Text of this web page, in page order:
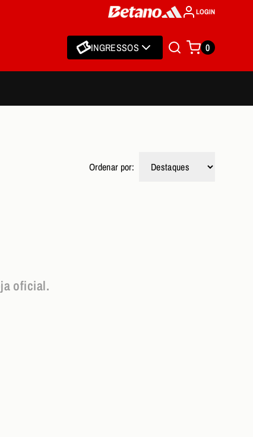
LOGIN
INGRESSOS 0
Ordenar por:
oficial.